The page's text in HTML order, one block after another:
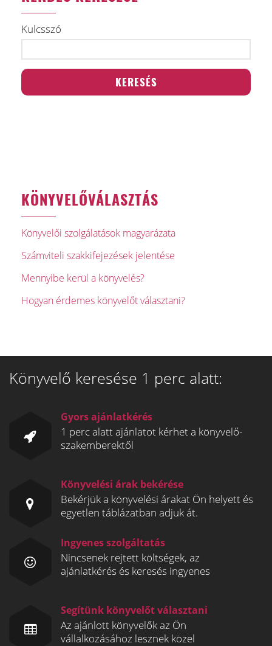
Kulcsszó
KÖNYVELŐVÁLASZTÁS
Könyvelői szolgálatások magyarázata
Számviteli szakkifejezések jelentése
Mennyibe kerül a könyvelés?
Hogyan érdemes könyvelőt választani?
Könyvelő keresése 1 perc alatt:
Gyors ajánlatkérés
1 perc alatt ajánlatot kérhet a könyvelő-
szakemberektől
Könyvelési árak bekérése
Bekérjük a könyvelési árakat Ön helyett és
egyetlen táblázatban adjuk át.
Ingyenes szolgáltatás
Nincsenek rejtett költségek, az
ajánlatkérés és keresés ingyenes
Segítünk könyvelőt választani
Az ajánlott könyvelők az Ön
vállalkozásához lesznek közel